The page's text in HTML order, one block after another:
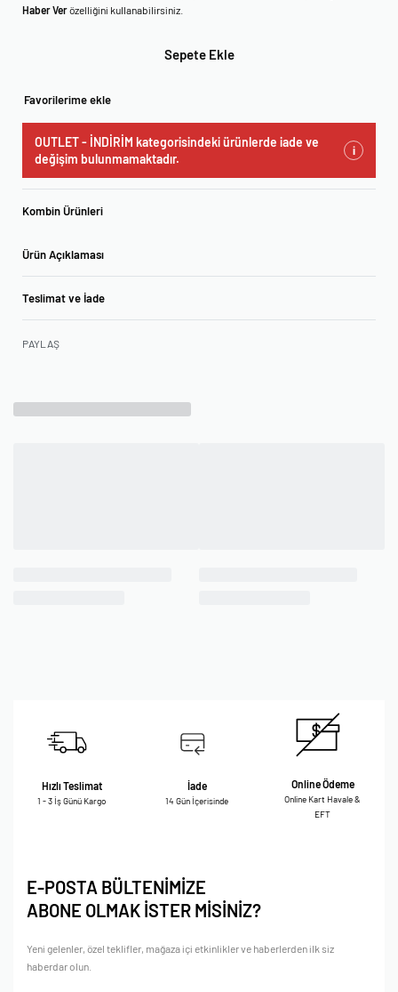
Haber Verözelliğini kullanabilirsiniz.
Sepete Ekle
Favorilerime ekle
OUTLET - İNDİRİM kategorisindeki ürünlerde iade ve
değişim bulunmamaktadır.
i
Kombin Ürünleri
Ürün Açıklaması
Teslimat ve İade
PAYLAŞ
Hızlı Teslimat
1 - 3 İş Günü Kargo
İade
14 Gün İçerisinde
Online Ödeme
Online Kart Havale &
EFT
E-POSTA BÜLTENİMİZE
ABONE OLMAK İSTER MİSİNİZ?
Yeni gelenler, özel teklifler, mağaza içi etkinlikler ve haberlerden ilk siz
haberdar olun.